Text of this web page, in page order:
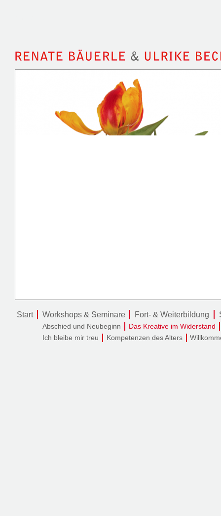
Start Workshops & Seminare
Abschied und Neubeginn
Das Kreative im Widerstand
Ich bleibe mir treu
Kompetenzen des Alters
Fort- & Weiterbildung